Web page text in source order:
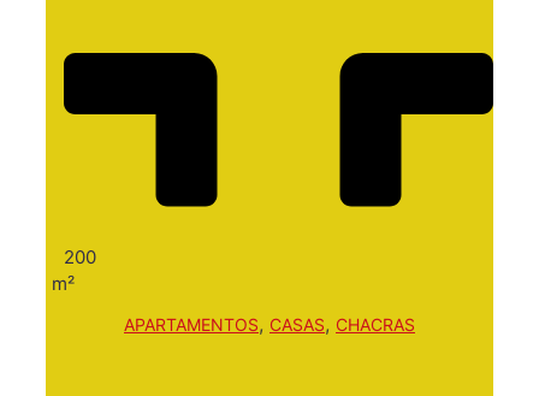
200
m²
APARTAMENTOS, CASAS, CHACRAS